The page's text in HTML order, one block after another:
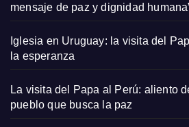
mensaje de paz y dignidad
Iglesia en Uruguay: la visita del
la esperanza
La visita del Papa al Perú: aliento
pueblo que busca la paz